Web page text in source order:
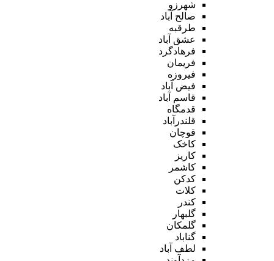
شهرزو
صالح آباد
طرقبه
عشق آباد
فرهادگرد
فریمان
فیروزه
فیض آباد
قاسم آباد
قدمگاه
قلندرآباد
قوچان
کاخک
کاریز
کاشمر
کدکن
کلات
کندر
گلبهار
گلمکان
گناباد
لطف آباد